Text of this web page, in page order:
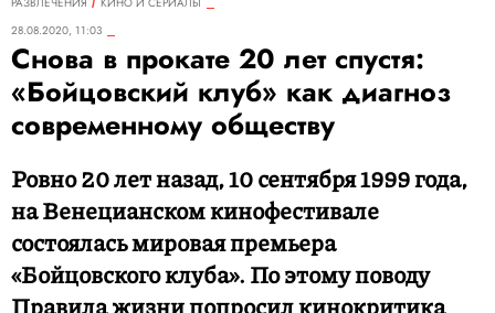
28.08.2020, 11:03
Снова в прокате 20 лет спустя:
«Бойцовский клуб» как диагноз
современному обществу
Ровно 20 лет назад, 10 сентября 1999 года,
на Венецианском кинофестивале
состоялась мировая премьера
«Бойцовского клуба». По этому поводу
Правила жизни попросил кинокритика